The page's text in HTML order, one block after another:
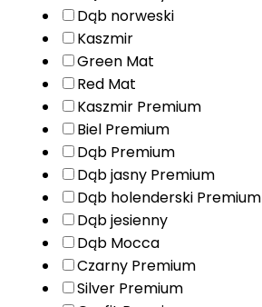
Dąb norweski
Kaszmir
Green Mat
Red Mat
Kaszmir Premium
Biel Premium
Dąb Premium
Dąb jasny Premium
Dąb holenderski Premium
Dąb jesienny
Dąb Mocca
Czarny Premium
Silver Premium